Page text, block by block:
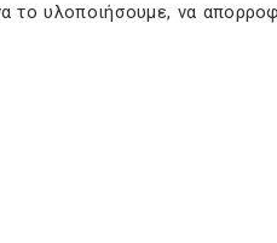
το υλοποιήσουμε, να